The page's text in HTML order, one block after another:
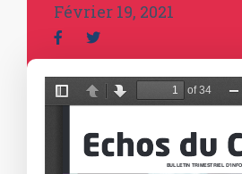
Février 19, 2021